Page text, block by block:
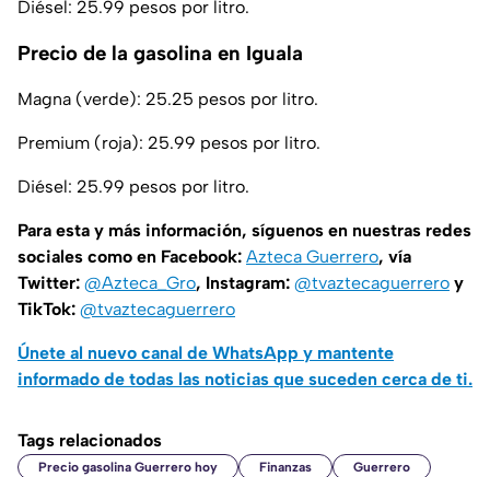
Diésel: 25.99 pesos por litro.
Precio de la gasolina en Iguala
Magna (verde): 25.25 pesos por litro.
Premium (roja): 25.99 pesos por litro.
Diésel: 25.99 pesos por litro.
Para esta y más información, síguenos en nuestras redes
sociales como en Facebook: Azteca Guerrero, vía
Twitter: @Azteca_Gro, Instagram: @tvaztecaguerrero y
TikTok: @tvaztecaguerrero
Únete al nuevo canal de WhatsApp y mantente
informado de todas las noticias que suceden cerca de ti.
Tags relacionados
Precio gasolina Guerrero hoy Finanzas Guerrero